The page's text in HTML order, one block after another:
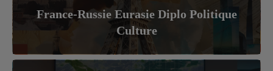
France-Russie Eurasie Diplo Politique
Culture